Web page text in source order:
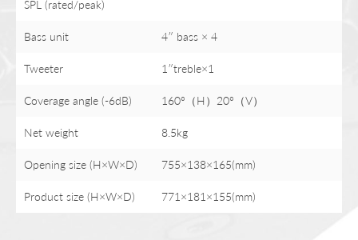
SPL (rated/peak)
Bass unit 4″ bass × 4
Tweeter 1″treble×1
Coverage angle (-6dB) 160°（H）20°（V）
Net weight 8.5kg
Opening size (H×W×D) 755×138×165(mm)
Product size (H×W×D) 771×181×155(mm)